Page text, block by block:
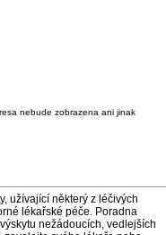
nebude zobrazena ani jinak
užívající některý z léčivých
lékařské péče. Poradna
nežádoucích, vedlejších